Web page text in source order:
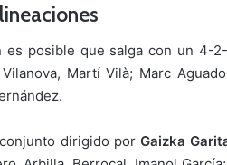
es posible que salga con un 4-
Martí Vilà; Marc
dirigido por Gaizka